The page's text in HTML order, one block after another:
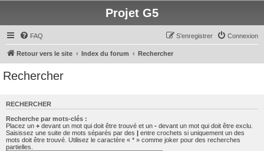
Projet G5
FAQ Connexion
S’enregistrer
Retour vers le site Index du forum Rechercher
Rechercher
RECHERCHER
Recherche par mots-clés :
Placez un + devant un mot qui doit être trouvé et un - devant un mot qui doit être exclu.
Saisissez une suite de mots séparés par des | entre crochets si uniquement un des
mots doit être trouvé. Utilisez le caractère « * » comme joker pour des recherches
partielles.